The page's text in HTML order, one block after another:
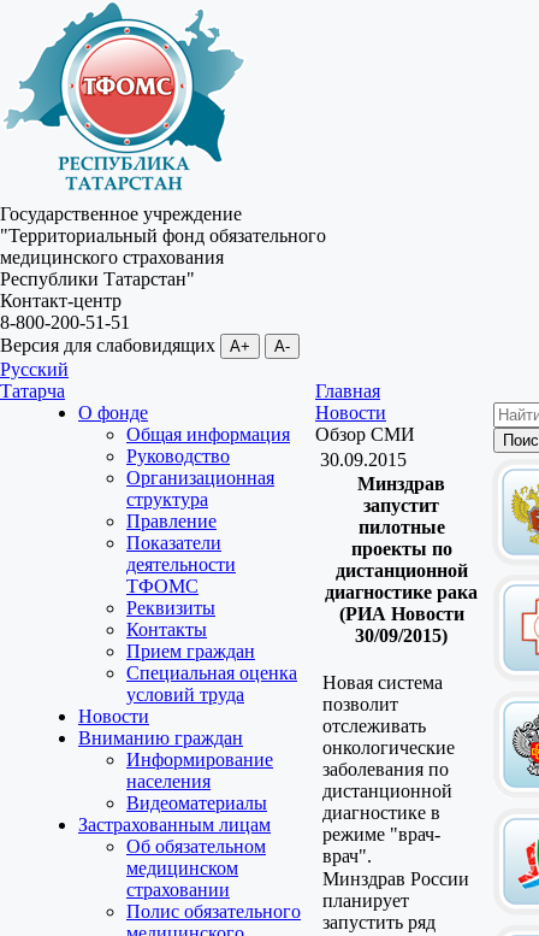
Государственное учреждение
"Территориальный фонд обязательного
медицинского страхования
Республики Татарстан"
Контакт-центр
8-800-200-51-51
Версия для слабовидящих
A+ A-
Русский
Татарча
О фонде
Общая информация
Руководство
Организационная
структура
Правление
Показатели
деятельности
ТФОМС
Реквизиты
Контакты
Прием граждан
Специальная оценка
условий труда
Новости
Вниманию граждан
Информирование
населения
Видеоматериалы
Застрахованным лицам
Об обязательном
медицинском
страховании
Полис обязательного
Главная
Новости
Обзор СМИ
30.09.2015
Минздрав
запустит
пилотные
проекты по
дистанционной
диагностике рака
(РИА Новости
30/09/2015)
Новая система
позволит
отслеживать
онкологические
заболевания по
дистанционной
диагностике в
режиме "врач-
врач".
Минздрав России
планирует
запустить ряд